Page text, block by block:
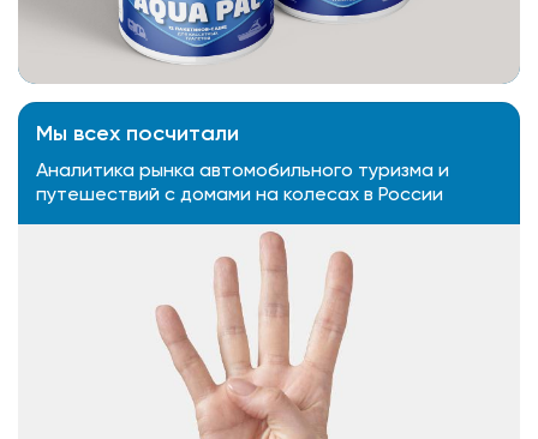
Мы всех посчитали
Аналитика рынка автомобильного туризма и
путешествий с домами на колесах в России